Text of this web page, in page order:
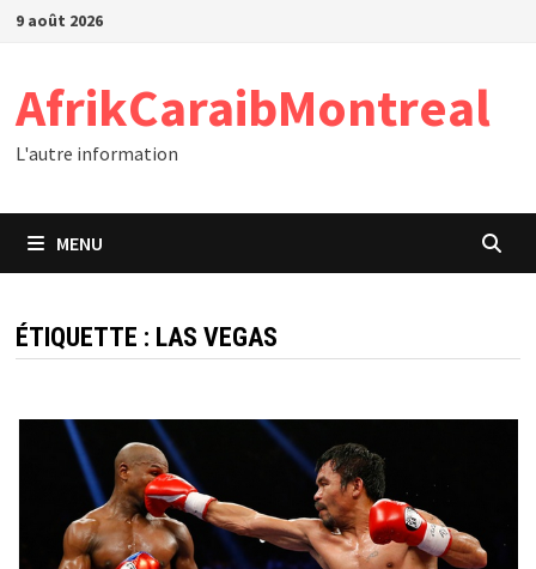
Passer
9 août 2026
AfrikCaraibMontreal
L'autre information
MENU
ÉTIQUETTE : LAS VEGAS